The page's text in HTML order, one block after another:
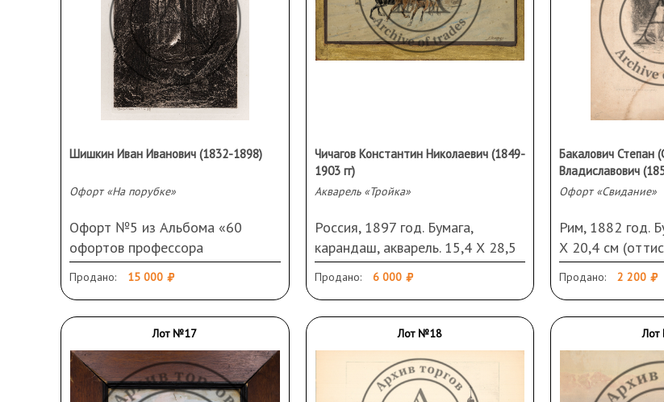
Шишкин Иван Иванович (1832-1898)
Офорт «На порубке»
Офорт №5 из Альбома «60
офортов профессора
И.И.Шишкина. 1870—1892.
Собственность и издание
Россия, 1873-1892 годы. Бумага,
офорт. 15,2 Х 10,6 см (оттиск).
40,5 Х 30,5 см (лист). Подпись и
дата слева внизу. Загрязнения
Продано: 15 000
Чичагов Константин Николаевич (1849-
1903 гг)
Акварель «Тройка»
Россия, 1897 год. Бумага,
карандаш, акварель. 15,4 Х 28,5
см. Подпись и дата справа внизу.
Загрязнения, повреждения.
Продано: 6 000
Бакалович Степан
Владиславович
Офорт «Свидание»
Рим, 1882 год.
Х 20,4 см
см (в свету).
слева внизу
повреждения.
Продано: 2 200
Лот №17 Лот №18